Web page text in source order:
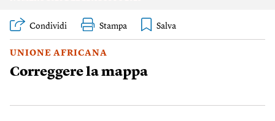
Condividi Stampa
UNIONE AFRICANA
Correggere la mappa